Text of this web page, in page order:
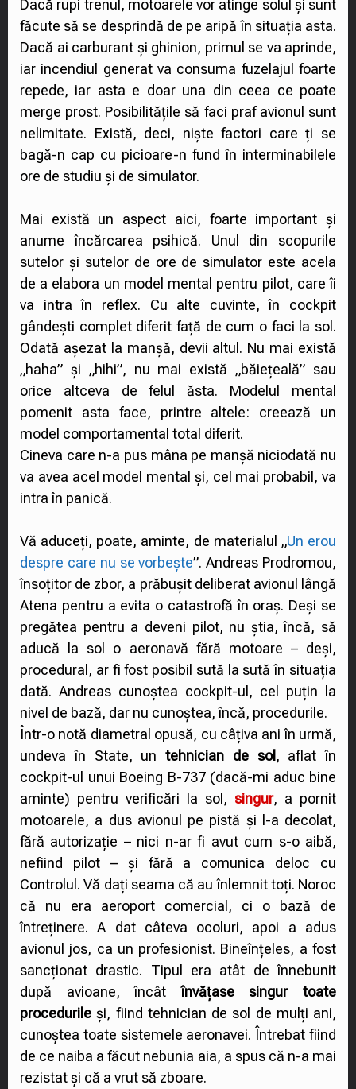
Dacă rupi trenul, motoarele vor atinge solul și sunt
făcute să se desprindă de pe aripă în situația asta.
Dacă ai carburant și ghinion, primul se va aprinde,
iar incendiul generat va consuma fuzelajul foarte
repede, iar asta e doar una din ceea ce poate
merge prost. Posibilitățile să faci praf avionul sunt
nelimitate. Există, deci, niște factori care ți se
bagă-n cap cu picioare-n fund în interminabilele
ore de studiu și de simulator.
Mai există un aspect aici, foarte important și
anume încărcarea psihică. Unul din scopurile
sutelor și sutelor de ore de simulator este acela
de a elabora un model mental pentru pilot, care îi
va intra în reflex. Cu alte cuvinte, în cockpit
gândești complet diferit față de cum o faci la sol.
Odată așezat la manșă, devii altul. Nu mai există
„haha” și „hihi”, nu mai există „băiețeală” sau
orice altceva de felul ăsta. Modelul mental
pomenit asta face, printre altele: creează un
model comportamental total diferit.
Cineva care n-a pus mâna pe manșă niciodată nu
va avea acel model mental și, cel mai probabil, va
intra în panică.
Vă aduceți, poate, aminte, de materialul „Un erou
despre care nu se vorbește”. Andreas Prodromou,
însoțitor de zbor, a prăbușit deliberat avionul lângă
Atena pentru a evita o catastrofă în oraș. Deși se
pregătea pentru a deveni pilot, nu știa, încă, să
aducă la sol o aeronavă fără motoare – deși,
procedural, ar fi fost posibil sută la sută în situația
dată. Andreas cunoștea cockpit-ul, cel puțin la
nivel de bază, dar nu cunoștea, încă, procedurile.
Într-o notă diametral opusă, cu câțiva ani în urmă,
undeva în State, un tehnician de sol, aflat în
cockpit-ul unui Boeing B-737 (dacă-mi aduc bine
aminte) pentru verificări la sol, singur, a pornit
motoarele, a dus avionul pe pistă și l-a decolat,
fără autorizație – nici n-ar fi avut cum s-o aibă,
nefiind pilot – și fără a comunica deloc cu
Controlul. Vă dați seama că au înlemnit toți. Noroc
că nu era aeroport comercial, ci o bază de
întreținere. A dat câteva ocoluri, apoi a adus
avionul jos, ca un profesionist. Bineînțeles, a fost
sancționat drastic. Tipul era atât de înnebunit
după avioane, încâtînvățase singur toate
procedurile și, fiind tehnician de sol de mulți ani,
cunoștea toate sistemele aeronavei. Întrebat fiind
de ce naiba a făcut nebunia aia, a spus că n-a mai
rezistat și că a vrut să zboare.